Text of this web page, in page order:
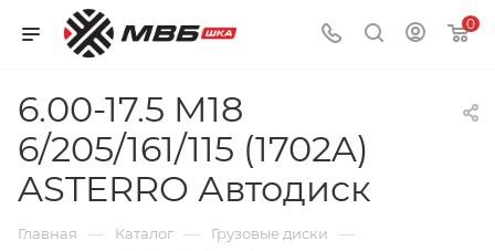
0
6.00-17.5 M18
6/205/161/115 (1702A)
ASTERRO Автодиск
Главная — Каталог — Грузовые диски —